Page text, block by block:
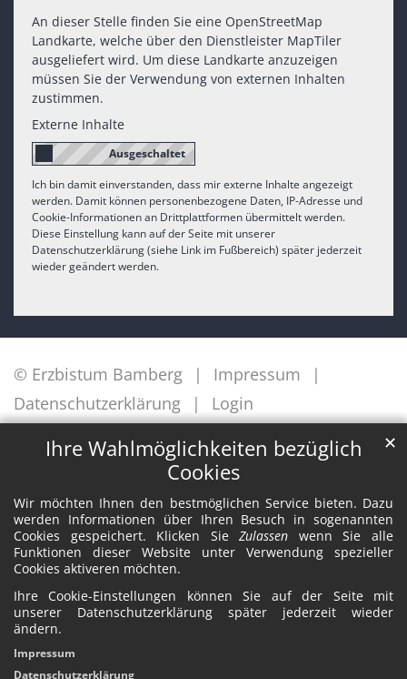
Ihre Wahlmöglichkeiten bezüglich
Cookies
Wir möchten Ihnen den bestmöglichen Service bieten. Dazu
werden Informationen über Ihren Besuch in sogenannten
Cookies gespeichert. Klicken SieZulassen wenn Sie alle
Funktionen dieser Website unter Verwendung spezieller
Cookies aktiveren möchten.
Ihre Cookie-Einstellungen können Sie auf der Seite mit
unserer Datenschutzerklärung später jederzeit wieder
ändern.
✕
Impressum
Datenschutzerklärung
An dieser Stelle finden Sie eine OpenStreetMap
Landkarte, welche über den Dienstleister MapTiler
ausgeliefert wird. Um diese Landkarte anzuzeigen
müssen Sie der Verwendung von externen Inhalten
zustimmen.
Externe Inhalte
Ich bin damit einverstanden, dass mir externe Inhalte angezeigt
werden. Damit können personenbezogene Daten, IP-Adresse und
Cookie-Informationen an Drittplattformen übermittelt werden.
Diese Einstellung kann auf der Seite mit unserer
Datenschutzerklärung (siehe Link im Fußbereich) später jederzeit
wieder geändert werden.
© Erzbistum Bamberg
Impressum
Datenschutzerklärung
Login